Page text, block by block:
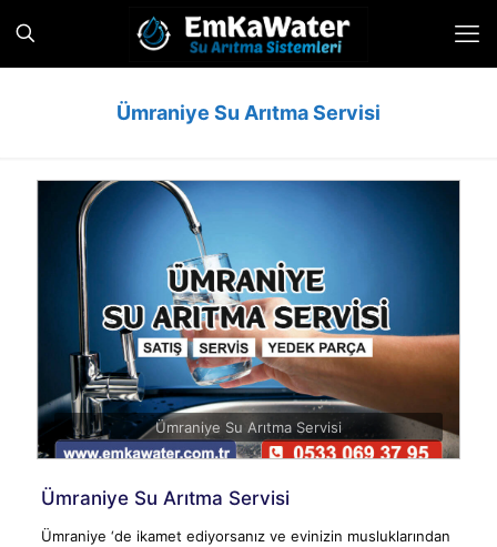
Ümraniye Su Arıtma Servisi
Ümraniye Su Arıtma Servisi
Ümraniye Su Arıtma Servisi
Ümraniye ‘de ikamet ediyorsanız ve evinizin musluklarından